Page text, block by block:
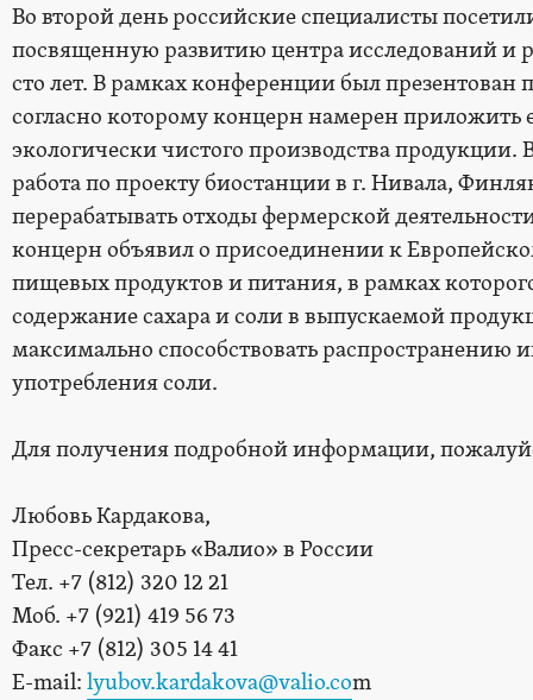
Во второй день российские специалисты
посвященную развитию центра исследований и
сто лет. В рамках конференции был
согласно которому концерн намерен приложить
экологически чистого производства
работа по проекту биостанции в г. Нивала,
перерабатывать отходы фермерской
концерн объявил о присоединении к
пищевых продуктов и питания, в рамках
содержание сахара и соли в выпускаемой
максимально способствовать распространению
употребления соли.
Для получения подробной информации,
Любовь Кардакова,
Пресс-секретарь «Валио» в России
Тел. +7 (812) 320 12 21
Моб. +7 (921) 419 56 73
Факс +7 (812) 305 14 41
E-mail:lyubov.kardakova@valio.com